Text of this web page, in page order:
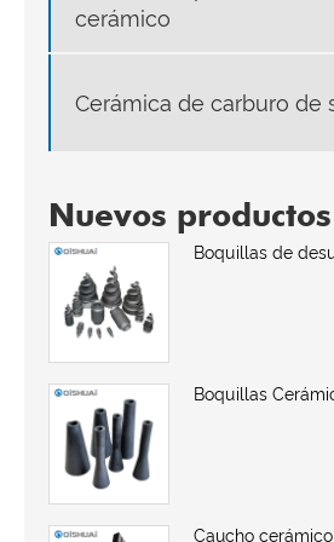
cerámico
Cerámica de carburo de
Nuevos productos
Boquillas de
Boquillas
Caucho